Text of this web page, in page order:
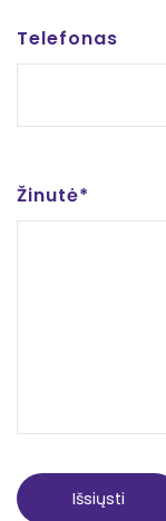
Telefonas
Žinutė*